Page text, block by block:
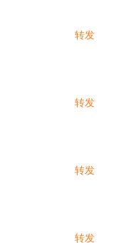
转发
转发
转发
转发